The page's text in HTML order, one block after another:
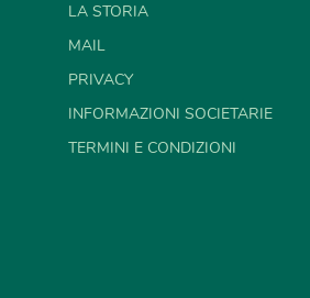
LA STORIA
MAIL
PRIVACY
INFORMAZIONI SOCIETARIE
TERMINI E CONDIZIONI